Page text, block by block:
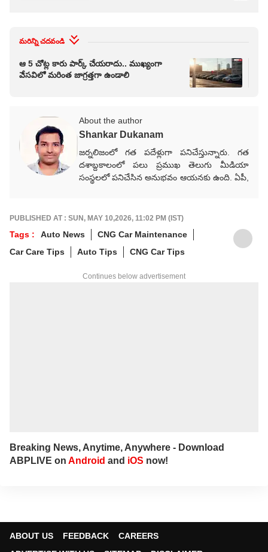
మరిన్ని చదవండి
ఆ 5 చోట్ల కారు పార్క్ చేయరాదు.. ముఖ్యంగా
వేసవిలో మరింత జాగ్రత్తగా ఉండాలి
About the author
Shankar Dukanam
జర్నలిజంలో గత పదేళ్లుగా పనిచేస్తున్నారు. గత
దశాబ్దకాలంలో పలు ప్రముఖ తెలుగు మీడియా
సంస్థలలో పనిచేసిన అనుభవం ఆయనకు ఉంది. ఏపీ,
గ్రాడ్యుయేషన్ పూర్తయ్యాక జర్నలిజం కోర్సు పూర్తిచేసి
కెరీర్‌గా ఎంచుకున్నారు. నేషనల్ మీడియాకు చెందిన
పలు తెలుగు మీడియా సంస్థలలో సీనియర్ కంటెంట్
రైటర్‌గా సేవలు అందించారు. జర్నలిజంలో వందేళ్లకు
Network)కు చెందిన తెలుగు డిజిటల్ మీడియా
PUBLISHED AT : SUN, MAY 10,2026, 11:02 PM (IST)
Tags : Auto News
CNG Car Maintenance
Car Care Tips
Auto Tips CNG Car Tips
Continues below advertisement
Breaking News, Anytime, Anywhere - Download
ABPLIVE on Android and iOS now!
ABOUT US FEEDBACK
CAREERS